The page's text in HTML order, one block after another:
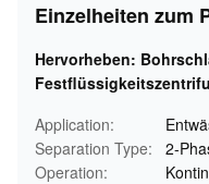
Einzelheiten zum
Hervorheben:
Application:
Separation Type:
2-
Operation: